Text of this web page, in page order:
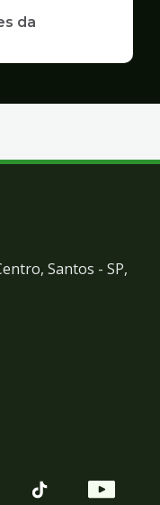
da
Santos - SP,